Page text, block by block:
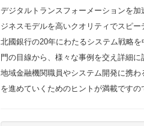
デジタルトランスフォーメーションを
ジネスモデルを高いクオリティでスピー
北國銀行の20年にわたるシステム戦略
門の目線から、様々な事例を交え詳細に
地域金融機関職員やシステム開発に携
を進めていくためのヒントが満載ですの